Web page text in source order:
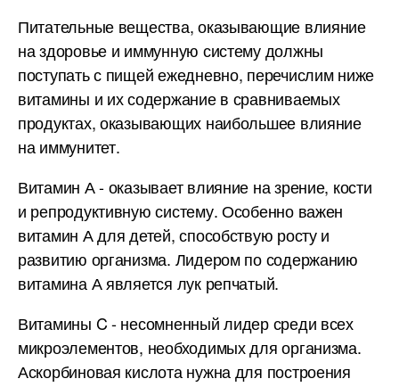
Питательные вещества, оказывающие влияние
на здоровье и иммунную систему должны
поступать с пищей ежедневно, перечислим ниже
витамины и их содержание в сравниваемых
продуктах, оказывающих наибольшее влияние
на иммунитет.
Витамин А - оказывает влияние на зрение, кости
и репродуктивную систему. Особенно важен
витамин А для детей, способствую росту и
развитию организма. Лидером по содержанию
витамина А является лук репчатый.
Витамины C - несомненный лидер среди всех
микроэлементов, необходимых для организма.
Аскорбиновая кислота нужна для построения